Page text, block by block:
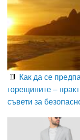
Как да се
горещините –
съвети за